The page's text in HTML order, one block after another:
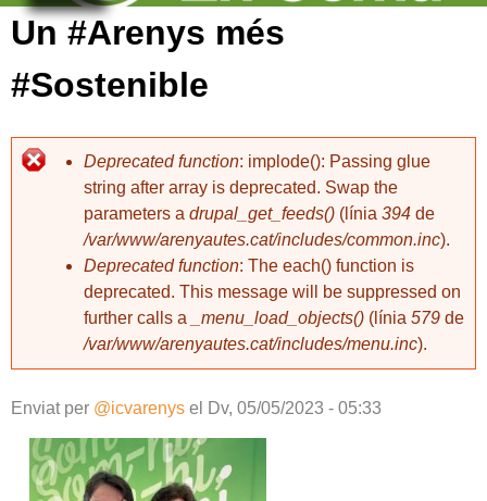
Un #Arenys més
#Sostenible
Deprecated function: implode(): Passing glue
string after array is deprecated. Swap the
parameters a drupal_get_feeds() (línia 394 de
/var/www/arenyautes.cat/includes/common.inc).
Deprecated function: The each() function is
deprecated. This message will be suppressed on
further calls a
_menu_load_objects() (línia 579 de
/var/www/arenyautes.cat/includes/menu.inc).
Enviat per @icvarenys el Dv, 05/05/2023 - 05:33